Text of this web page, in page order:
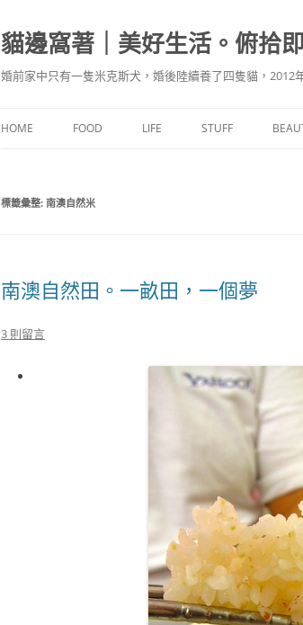
主
要
內
容
貓邊窩著｜美好生活。俯拾
婚前家中只有一隻米克斯犬，婚後陸續養了四隻貓，
HOME FOOD
味蕾記食
LIFE STUFF
標籤彙整: 南澳自然米
南澳自然田。一畝田，一個夢
3 則留言